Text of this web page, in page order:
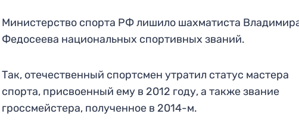
Министерство спорта РФ лишило шахматиста
Федосеева национальных спортивных званий.
Так, отечественный спортсмен утратил статус мастера
спорта, присвоенный ему в 2012 году, а также звание
гроссмейстера, полученное в 2014-м.